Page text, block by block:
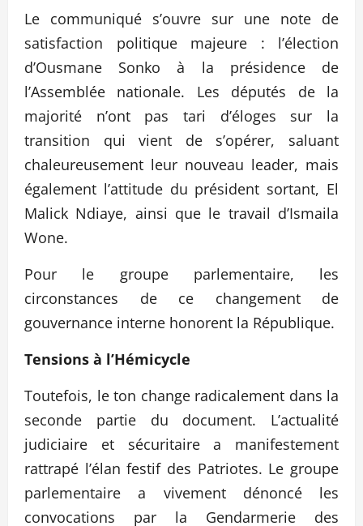
Le communiqué s’ouvre sur une note de
satisfaction politique majeure : l’élection
d’Ousmane Sonko à la présidence de
l’Assemblée nationale. Les députés de la
majorité n’ont pas tari d’éloges sur la
transition qui vient de s’opérer, saluant
chaleureusement leur nouveau leader, mais
également l’attitude du président sortant, El
Malick Ndiaye, ainsi que le travail d’Ismaila
Wone.
Pour le groupe parlementaire, les
circonstances de ce changement de
gouvernance interne honorent la République.
Tensions à l’Hémicycle
Toutefois, le ton change radicalement dans la
seconde partie du document. L’actualité
judiciaire et sécuritaire a manifestement
rattrapé l’élan festif des Patriotes. Le groupe
parlementaire a vivement dénoncé les
convocations par la Gendarmerie des